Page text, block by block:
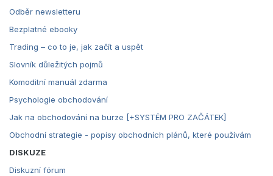
Odběr newsletteru
Bezplatné ebooky
Trading – co to je, jak začít a uspět
Slovník důležitých pojmů
Komoditní manuál zdarma
Psychologie obchodování
Jak na obchodování na burze [+SYSTÉM PRO ZAČÁTEK]
Obchodní strategie - popisy obchodních plánů, které používám
DISKUZE
Diskuzní fórum